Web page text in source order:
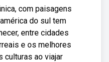
com paisagens
do sul tem
entre cidades
e os melhores
culturas ao viajar